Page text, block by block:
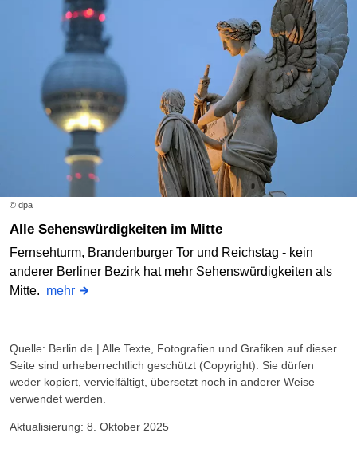
© dpa
Alle Sehenswürdigkeiten im Mitte
Fernsehturm, Brandenburger Tor und Reichstag - kein
anderer Berliner Bezirk hat mehr Sehenswürdigkeiten als
Mitte. mehr
Quelle: Berlin.de | Alle Texte, Fotografien und Grafiken auf dieser
Seite sind urheberrechtlich geschützt (Copyright). Sie dürfen
weder kopiert, vervielfältigt, übersetzt noch in anderer Weise
verwendet werden.
Aktualisierung: 8. Oktober 2025